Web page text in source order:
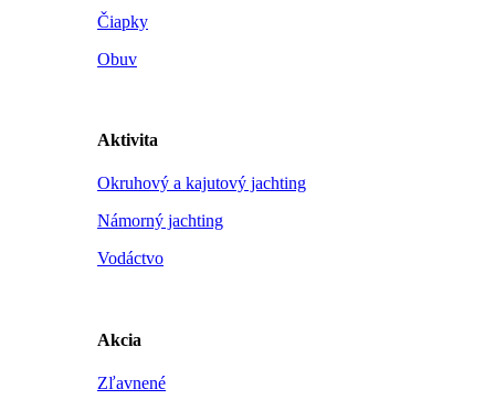
Čiapky
Obuv
Aktivita
Okruhový a kajutový jachting
Námorný jachting
Vodáctvo
Akcia
Zľavnené